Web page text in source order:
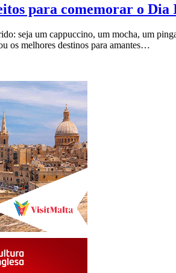
para comemorar o
seja um cappuccino, um mocha, um
os melhores destinos para amantes…